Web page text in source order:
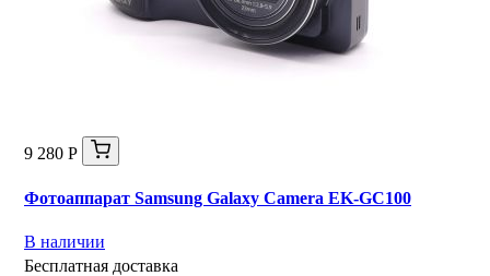
9 280 Р
Фотоаппарат Samsung Galaxy Camera EK-GC100
В наличии
Бесплатная доставка